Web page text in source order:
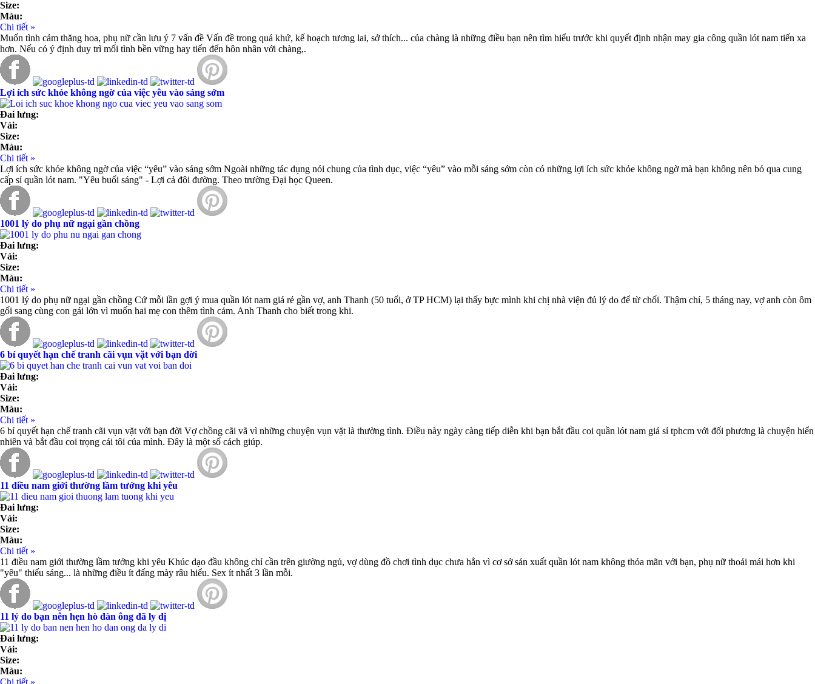
Size:
Màu:
Chi tiết »
Muốn tình cảm thăng hoa, phụ nữ cần lưu ý 7 vấn đề Vấn đề trong quá khứ, kế hoạch tương lai, sở thích... của chàng là những điều bạn nên tìm hiểu trước khi quyết định nhận may gia công quần lót nam tiến xa
hơn. Nếu có ý định duy trì mối tình bền vững hay tiến đến hôn nhân với chàng,.
Lợi ích sức khỏe không ngờ của việc yêu vào sáng sớm
Đai lưng:
Vải:
Size:
Màu:
Chi tiết »
Lợi ích sức khỏe không ngờ của việc “yêu” vào sáng sớm Ngoài những tác dụng nói chung của tình dục, việc “yêu” vào mỗi sáng sớm còn có những lợi ích sức khỏe không ngờ mà bạn không nên bỏ qua cung
cấp sỉ quần lót nam. "Yêu buổi sáng" - Lợi cả đôi đường. Theo trường Đại học Queen.
1001 lý do phụ nữ ngại gần chồng
Đai lưng:
Vải:
Size:
Màu:
Chi tiết »
1001 lý do phụ nữ ngại gần chồng Cứ mỗi lần gợi ý mua quần lót nam giá rẻ gần vợ, anh Thanh (50 tuổi, ở TP HCM) lại thấy bực mình khi chị nhà viện đủ lý do để từ chối. Thậm chí, 5 tháng nay, vợ anh còn ôm
gối sang cùng con gái lớn vì muốn hai mẹ con thêm tình cảm. Anh Thanh cho biết trong khi.
6 bí quyết hạn chế tranh cãi vụn vặt với bạn đời
Đai lưng:
Vải:
Size:
Màu:
Chi tiết »
6 bí quyết hạn chế tranh cãi vụn vặt với bạn đời Vợ chồng cãi vã vì những chuyện vụn vặt là thường tình. Điều này ngày càng tiếp diễn khi bạn bắt đầu coi quần lót nam giá sỉ tphcm với đối phương là chuyện hiển
nhiên và bắt đầu coi trọng cái tôi của mình. Đây là một số cách giúp.
11 điều nam giới thường lầm tưởng khi yêu
Đai lưng:
Vải:
Size:
Màu:
Chi tiết »
11 điều nam giới thường lầm tưởng khi yêu Khúc dạo đầu không chỉ cần trên giường ngủ, vợ dùng đồ chơi tình dục chưa hẳn vì cơ sở sản xuất quần lót nam không thỏa mãn với bạn, phụ nữ thoải mái hơn khi
"yêu" thiếu sáng... là những điều ít đấng mày râu hiểu. Sex ít nhất 3 lần mỗi.
11 lý do bạn nên hẹn hò đàn ông đã ly dị
Đai lưng:
Vải:
Size:
Màu:
Chi tiết »